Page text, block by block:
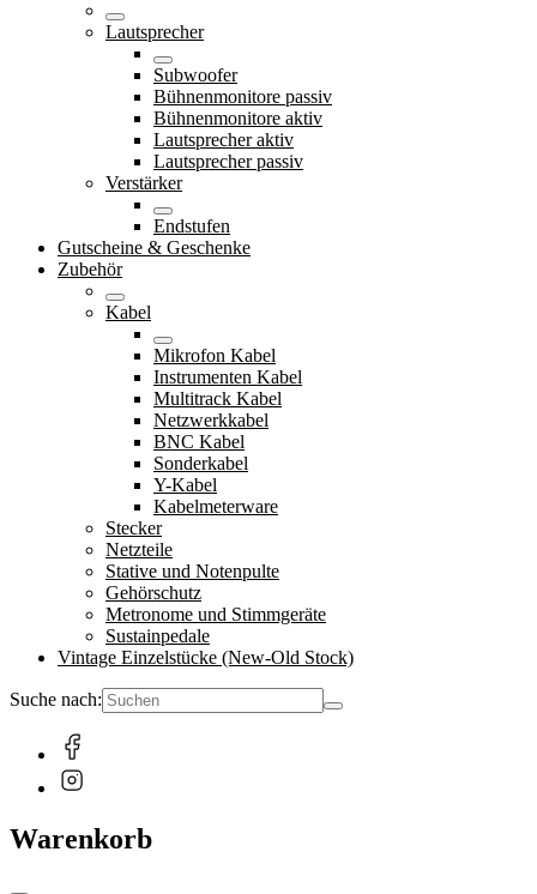
Lautsprecher
Subwoofer
Bühnenmonitore passiv
Bühnenmonitore aktiv
Lautsprecher aktiv
Lautsprecher passiv
Verstärker
Endstufen
Gutscheine & Geschenke
Zubehör
Kabel
Mikrofon Kabel
Instrumenten Kabel
Multitrack Kabel
Netzwerkkabel
BNC Kabel
Sonderkabel
Y-Kabel
Kabelmeterware
Stecker
Netzteile
Stative und Notenpulte
Gehörschutz
Metronome und Stimmgeräte
Sustainpedale
Vintage Einzelstücke (New-Old Stock)
Suche nach:
Warenkorb